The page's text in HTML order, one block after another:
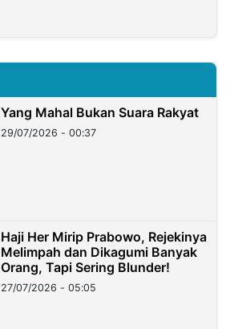
Yang Mahal Bukan Suara Rakyat
29/07/2026 - 00:37
Haji Her Mirip Prabowo, Rejekinya
Melimpah dan Dikagumi Banyak
Orang, Tapi Sering Blunder!
27/07/2026 - 05:05